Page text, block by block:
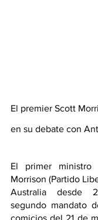
El premier Scott
en su debate con
El primer ministro
Morrison (Partido
Australia desde
segundo mandato